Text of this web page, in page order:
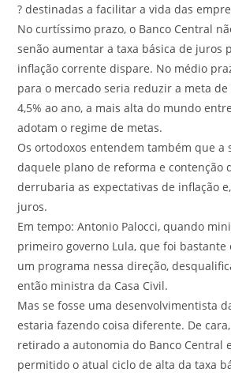
? destinadas a facilitar a vida das
No curtíssimo prazo, o Banco Central
senão aumentar a taxa básica de juros
inflação corrente dispare. No médio
para o mercado seria reduzir a meta de
4,5% ao ano, a mais alta do mundo
adotam o regime de metas.
Os ortodoxos entendem também que a
daquele plano de reforma e contenção
derrubaria as expectativas de inflação
juros.
Em tempo: Antonio Palocci, quando
primeiro governo Lula, que foi bastante
um programa nessa direção,
então ministra da Casa Civil.
Mas se fosse uma desenvolvimentista
estaria fazendo coisa diferente. De
retirado a autonomia do Banco Central
permitido o atual ciclo de alta da taxa